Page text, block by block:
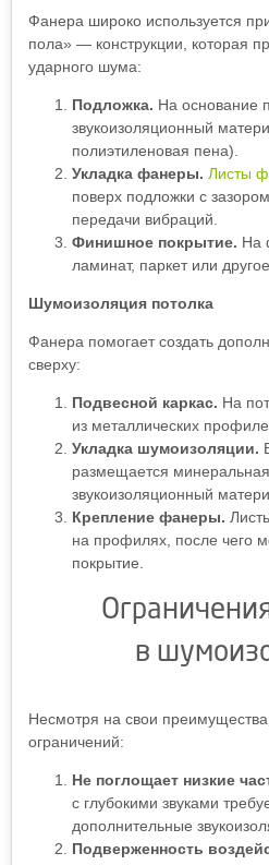
Фанера широко используется
пола» — конструкции, которая
ударного шума:
Подложка. На основание
звукоизоляционный
полиэтиленовая пена).
Укладка фанеры. Листы
поверх подложки с
передачи вибраций.
Финишное покрытие. На
ламинат, паркет или
Шумоизоляция потолка
Фанера помогает создать
сверху:
Подвесной каркас. На
из металлических
Укладка шумоизоляции.
размещается
звукоизоляционный
Крепление фанеры.
на профилях, после чего
покрытие.
в
Несмотря на свои
ограничений:
Не поглощает низкие
с глубокими звуками
дополнительные
Подверженность